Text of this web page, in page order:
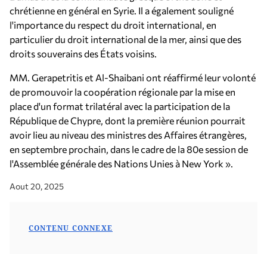
chrétienne en général en Syrie. Il a également souligné
l'importance du respect du droit international, en
particulier du droit international de la mer, ainsi que des
droits souverains des États voisins.
MM. Gerapetritis et Al-Shaibani ont réaffirmé leur volonté
de promouvoir la coopération régionale par la mise en
place d'un format trilatéral avec la participation de la
République de Chypre, dont la première réunion pourrait
avoir lieu au niveau des ministres des Affaires étrangères,
en septembre prochain, dans le cadre de la 80e session de
l'Assemblée générale des Nations Unies à New York ».
Aout 20, 2025
CONTENU CONNEXE